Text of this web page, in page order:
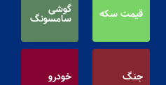
قیمت سکه گوشی
سامسونگ
جنگ خودرو